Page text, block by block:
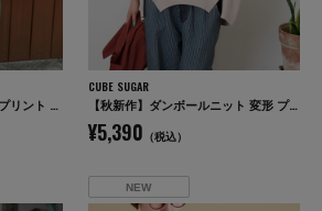
【秋新作】21/-OE天竺 ロゴプリント ジャストサイズ Tシャツ
CUBE SUGAR
【秋新作】ダンボールニット 変形 プルオーバー
¥5,390 （税込）
NEW